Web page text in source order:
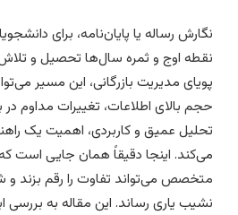
رساله یا پایان‌نامه، برای دانشجویان
اوج و ثمره سال‌ها تحصیل و تلاش
مدیریت بازرگانی، این مسیر می‌تواند
بالای اطلاعات، تغییرات مداوم در
عمیق و کاربردی، اهمیت یک
اینجا دقیقاً همان جایی است که
می‌تواند تفاوت را رقم بزند و شما را
یاری رساند. این مقاله به بررسی